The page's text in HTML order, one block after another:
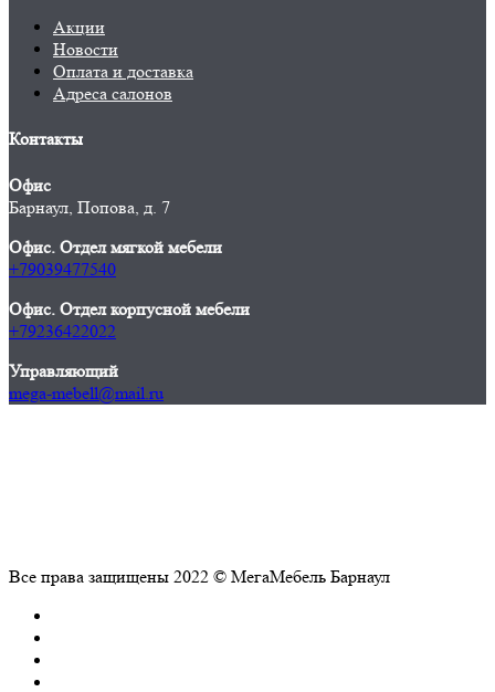
Акции
Новости
Оплата и доставка
Адреса салонов
Контакты
Офис
Барнаул, Попова, д. 7
Офис. Отдел мягкой мебели
+79039477540
Офис. Отдел корпусной мебели
+79236422022
Управляющий
mega-mebell@mail.ru
Все права защищены 2022 © МегаМебель Барнаул